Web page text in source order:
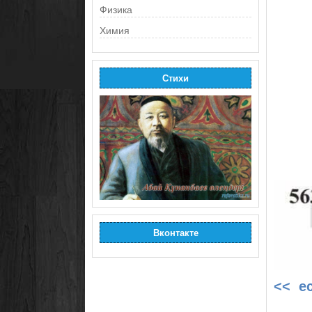
Физика
Химия
Стихи
Вконтакте
<<